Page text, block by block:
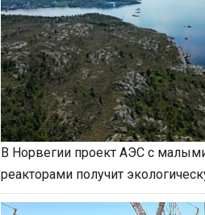
В Норвегии проект АЭС с
реакторами получит